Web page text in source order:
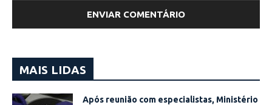
MAIS LIDAS
Após reunião com especialistas, Ministério